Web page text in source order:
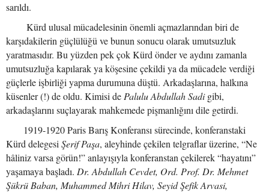
sarıldı.
Kürd ulusal mücadelesinin önemli açmazlarından biri de
karşıdakilerin güçlülüğü ve bunun sonucu olarak umutsuzluk
yaratmasıdır. Bu yüzden pek çok Kürd önder ve aydını zamanla
umutsuzluğa kapılarak ya köşesine çekildi ya da mücadele verdiği
güçlerle işbirliği yapma durumuna düştü. Arkadaşlarına, halkına
küsenler (!) de oldu. Kimisi de Palulu Abdullah Sadigibi,
arkadaşlarını suçlayarak mahkemede pişmanlığını dile getirdi.
1919-1920 Paris Barış Konferansı sürecinde, konferanstaki
Kürd delegesi Şerif Paşa, aleyhinde çekilen telgraflar üzerine, “Ne
hâliniz varsa görün!” anlayışıyla konferanstan çekilerek “hayatını”
yaşamaya başladı. Dr. Abdullah Cevdet, Ord. Prof. Dr. Mehmet
Şükrü Baban, Muhammed Mihri Hilav, Seyid Şefik Arvasi,